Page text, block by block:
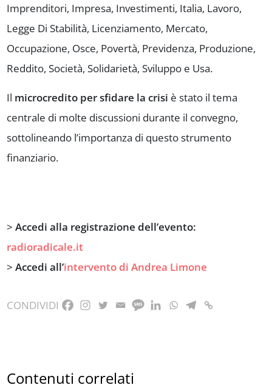
Imprenditori, Impresa, Investimenti, Italia, Lavoro,
Legge Di Stabilità, Licenziamento, Mercato,
Occupazione, Osce, Povertà, Previdenza, Produzione,
Reddito, Società, Solidarietà, Sviluppo e Usa.
Il microcredito per sfidare la crisi è stato il tema
centrale di molte discussioni durante il convegno,
sottolineando l’importanza di questo strumento
finanziario.
>Accedi alla registrazione dell’evento:
radioradicale.it
>Accedi all’intervento di Andrea Limone
CONDIVIDI
Contenuti correlati